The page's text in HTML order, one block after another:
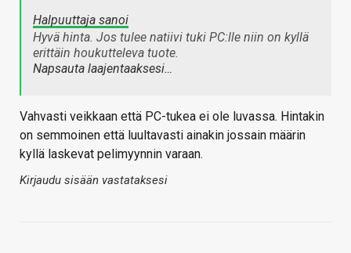
Halpuuttaja sanoi
Hyvä hinta. Jos tulee natiivi tuki PC:lle niin on kyllä
erittäin houkutteleva tuote.
Napsauta laajentaaksesi…
Vahvasti veikkaan että PC-tukea ei ole luvassa. Hintakin
on semmoinen että luultavasti ainakin jossain määrin
kyllä laskevat pelimyynnin varaan.
Kirjaudu sisään vastataksesi